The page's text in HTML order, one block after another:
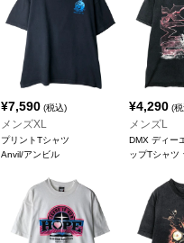
¥7,590(税込)
メンズXL
プリントTシャツ
Anvil/アンビル
¥4,290 (
メンズL
DMX ディー
ップTシャツ